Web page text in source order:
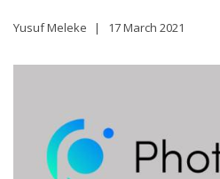
Yusuf Meleke 17 March 2021